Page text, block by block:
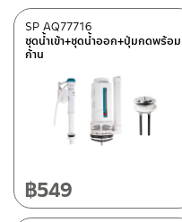
อะไหล่ AQ 92222-PE(1)
อะไหล่ AQ 95632
อะไหล่ AQ 90111
อะไหล่ AQ 971618
อะไหล่ AQ 976321
อะไหล่ AQ PR-94959-UF
ชุดน้ำเข้า+ชุดน้ำออก+ปุ่มกดพร้อม
ก้าน
SP AQ77716
฿549